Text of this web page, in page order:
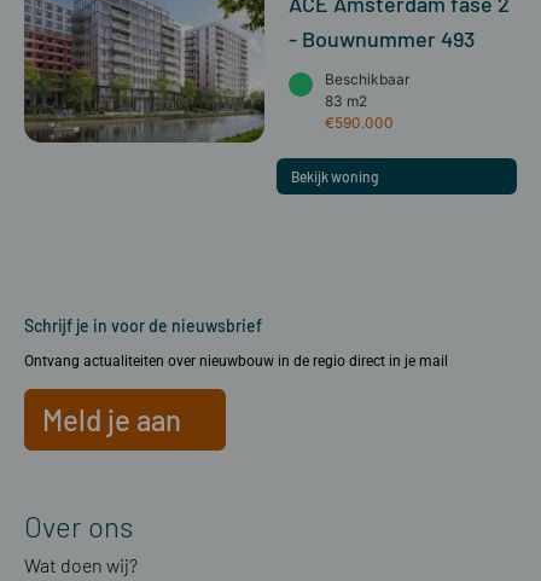
- Bouwnummer 493
Beschikbaar
83 m2
€590.000
Bekijk woning
Schrijf je in voor de nieuwsbrief
Ontvang actualiteiten over nieuwbouw in de regio direct in je mail
Meld je aan
Over ons
Wat doen wij?